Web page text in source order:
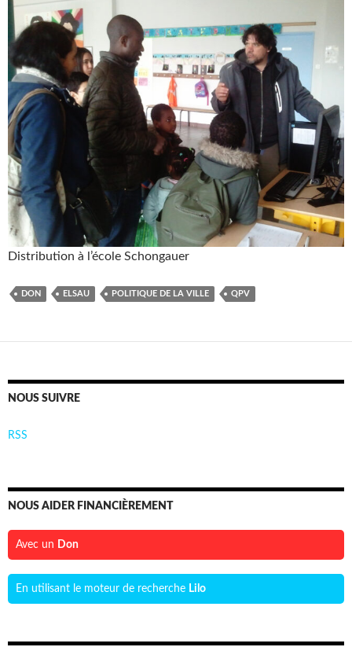
Distribution à l’école Schongauer
DON ELSAU POLITIQUE DE LA VILLE QPV
NOUS SUIVRE
RSS
NOUS AIDER FINANCIÈREMENT
Avec un Don
En utilisant le moteur de recherche Lilo